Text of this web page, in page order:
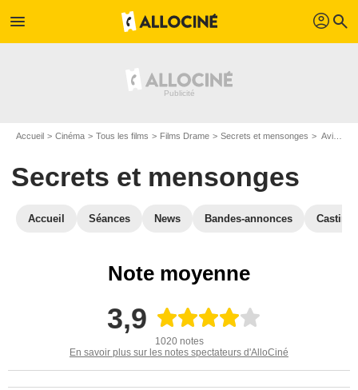
menu profil search
Accueil Cinéma Tous les films Films Drame Secrets et mensonges Avis sur Secrets et mensonges
Secrets et mensonges
Accueil Séances News Bandes-annonces Casting
Note moyenne
3,9
1020 notes
En savoir plus sur les notes spectateurs d'AlloCiné